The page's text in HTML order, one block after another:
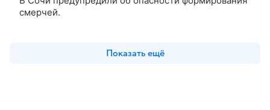
смерчей.
Показать ещё